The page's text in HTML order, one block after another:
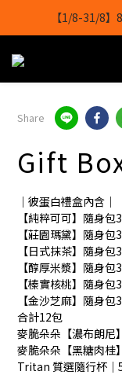
【1/8-31/8
【1/8-31/8
結帳輸入
【1/8-31/8】
Share
Gift
｜彼蛋白禮盒內含｜
【純粹可可】隨身包
【莊園瑪黛】隨身包
【日式抹茶】隨身包
【醇厚米漿】隨身包
【榛實核桃】隨身包
【金沙芝麻】隨身包
合計12包
麥脆朵朵【濃布朗尼
麥脆朵朵【黑糖肉桂
Tritan 質選隨行杯｜